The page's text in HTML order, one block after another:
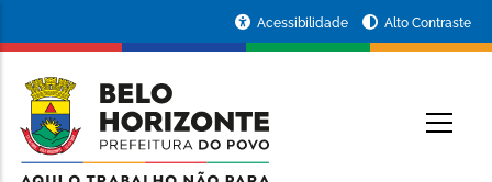
conteúdo
principal
da
Prefeitura
de
Acessibilidade Alto Contraste